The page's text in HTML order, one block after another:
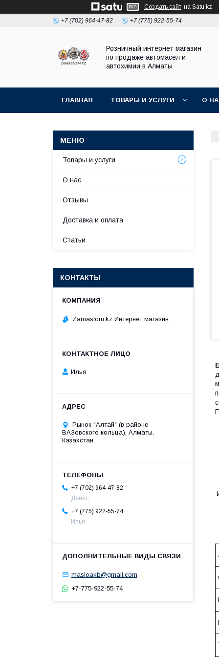
Создать сайт на Satu.kz
+7 (702) 964-47-82 +7 (775) 922-55-74
Розничный интернет магазин
по продаже автомасел и
автохимии в Алматы
ГЛАВНАЯ ТОВАРЫ И УСЛУГИ О
Товары и услуги
О нас
Отзывы
Доставка и оплата
Статьи
КОНТАКТЫ
Zamaslom.kz Интернет магазин.
Илья
Рынок "Алтай" (в районе
ВАЗовского кольца), Алматы,
Казахстан
+7 (702) 964-47-82
Денис
+7 (775) 922-55-74
Илья
masloakb@gmail.com
+7-775-922-55-74